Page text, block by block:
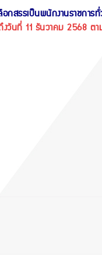
อกสรรเป็นพนักงานราชก
นที่ 11 ธันวาคม 2568 ตา